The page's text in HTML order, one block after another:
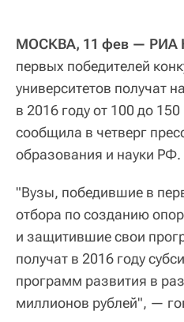
МОСКВА, 11 фев — РИА
первых победителей
университетов получат
в 2016 году от 100 до
сообщила в четверг
образования и науки РФ.
"Вузы, победившие в
отбора по созданию
и защитившие свои
получат в 2016 году
программ развития в
миллионов рублей", —